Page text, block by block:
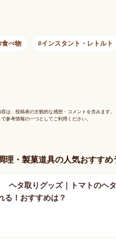
庭用品 日用雑貨
【smtb-TK】
食べ物 インスタント・レトルト
は、投稿者の主観的な感想・コメントを含みます
参考情報の一つとしてご利用ください。
理・製菓道具の人気おすすめ
ヘタ取りグッズ｜トマトのヘ
る！おすすめは？